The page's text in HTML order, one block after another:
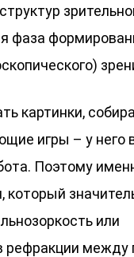
фаза
картинки,
игры – у него
Поэтому
который
или
рефракции между